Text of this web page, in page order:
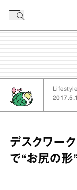
Lifestyle
2017.5.1
デスクワー
で“お尻の